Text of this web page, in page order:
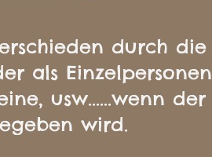
durch die
als Einzelpersonen
usw......wenn der
wird.